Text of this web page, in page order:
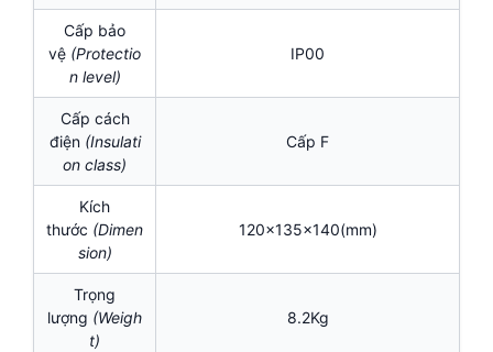
Cấp bảo
vệ (Protectio
n level)
IP00
Cấp cách
điện (Insulati
on class)
Cấp F
Kích
thước (Dimen
sion)
120x135x140(mm)
Trọng
lượng (Weigh
t)
8.2Kg